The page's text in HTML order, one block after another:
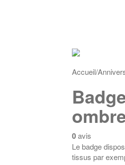
Accueil/
0avis
Le badge
tissus par